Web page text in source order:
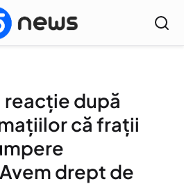
reacție după
că frații
drept de